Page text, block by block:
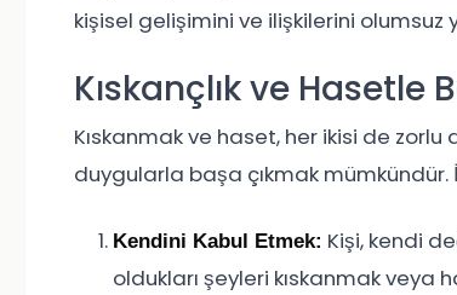
kişisel gelişimini ve ilişkilerini olumsuz
Kıskançlık ve Hasetle
Kıskanmak ve haset, her ikisi de
duygularla başa çıkmak mümkündür.
Kendini Kabul Etmek: Kişi, kendi
oldukları şeyleri kıskanmak veya